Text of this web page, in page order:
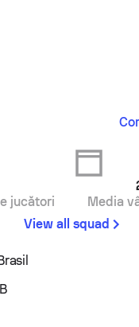
jucători
Media
View all squad